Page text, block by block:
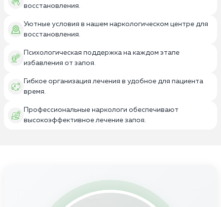
восстановления.
Уютные условия в нашем наркологическом центре для
восстановления.
Психологическая поддержка на каждом этапе
избавления от запоя.
Гибкое организация лечения в удобное для пациента
время.
Профессиональные наркологи обеспечивают
высокоэффективное лечение запоя.